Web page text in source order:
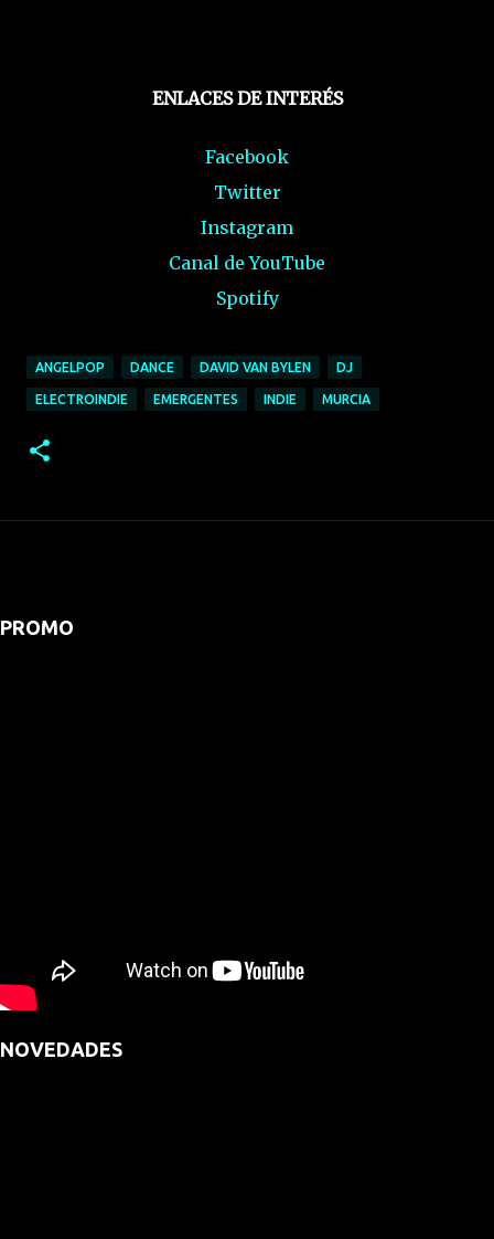
ENLACES DE INTERÉS
Facebook
Twitter
Instagram
Canal de YouTube
Spotify
ANGELPOP DANCE DAVID VAN BYLEN DJ
ELECTROINDIE EMERGENTES INDIE MURCIA
PROMO
NOVEDADES